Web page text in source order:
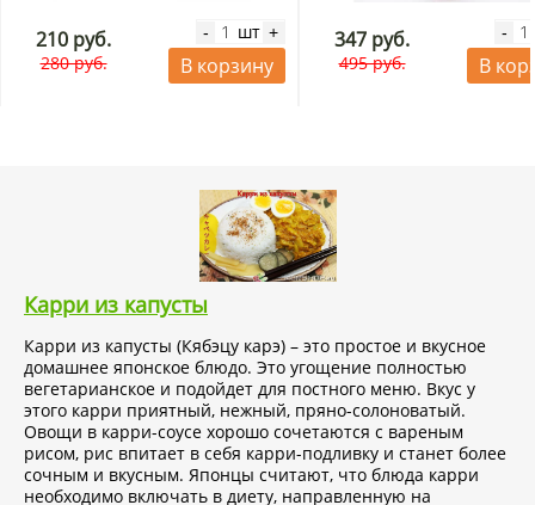
210 руб.
280 руб.
- шт +
В корзину
347 руб.
495 руб.
-
В
Карри из капусты
Карри из капусты (Кябэцу карэ) – это простое и вкусное
домашнее японское блюдо. Это угощение полностью
вегетарианское и подойдет для постного меню. Вкус у
этого карри приятный, нежный, пряно-солоноватый.
Овощи в карри-соусе хорошо сочетаются с вареным
рисом, рис впитает в себя карри-подливку и станет более
сочным и вкусным. Японцы считают, что блюда карри
необходимо включать в диету, направленную на